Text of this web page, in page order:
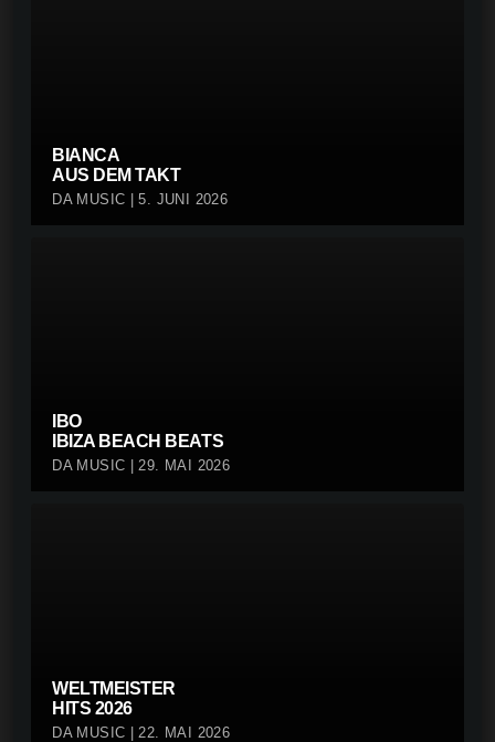
BIANCA
AUS DEM TAKT
DA MUSIC | 5. JUNI 2026
IBO
IBIZA BEACH BEATS
DA MUSIC | 29. MAI 2026
WELTMEISTER
HITS 2026
DA MUSIC | 22. MAI 2026